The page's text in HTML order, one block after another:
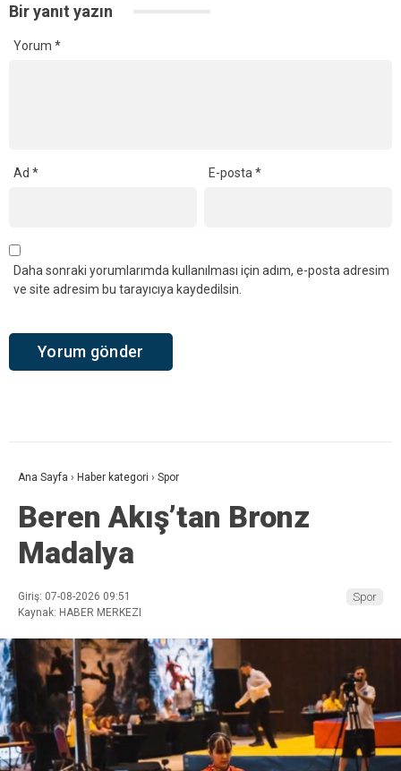
Bir yanıt yazın
Yorum *
Ad * E-posta*
Daha sonraki yorumlarımda kullanılması için adım, e-posta adresim
ve site adresim bu tarayıcıya kaydedilsin.
Ana Sayfa › Haber kategori › Spor
Beren Akış’tan Bronz
Madalya
Giriş: 07-08-2026 09:51
Kaynak: HABER MERKEZI
Spor